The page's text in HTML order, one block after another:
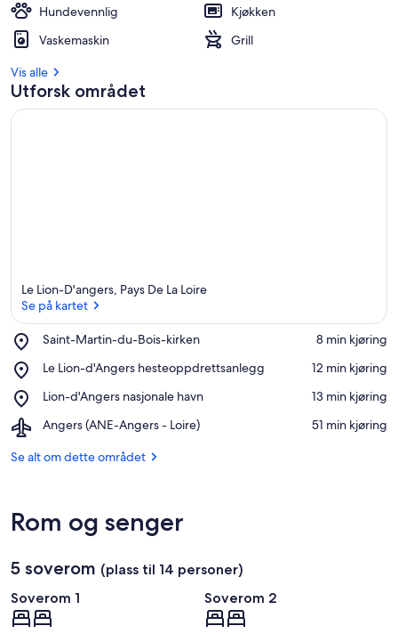
Hundevennlig
Kjøkken
Vaskemaskin
Grill
Vis alle
Utforsk området
Le Lion-D'angers, Pays De La Loire
Se på kartet
Saint-Martin-du-Bois-kirken
Place,
Martin-
Bois-
kirken
‪8 min kjøring‬
Le Lion-d'Angers hesteoppdrettsanlegg
Place,
Lion-
hesteoppdrettsanlegg
‪12 min kjøring‬
Lion-d'Angers nasjonale havn
Place,
d'Angers
havn
‪13 min kjøring‬
Angers (ANE-Angers - Loire)
Airport,
(ANE-
‪51 min kjøring‬
Se alt om dette området
Rom og senger
5 soverom (plass til 14 personer)
Soverom 1
Soverom 2